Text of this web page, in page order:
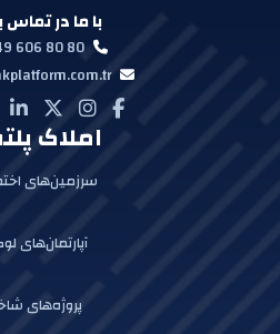
با ما در
606 80 80
املاک
سرزمین‌های
آپارتمان‌های
پروژه‌های